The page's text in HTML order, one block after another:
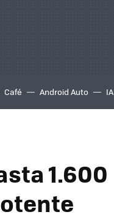
Café Android Auto IA
1.600